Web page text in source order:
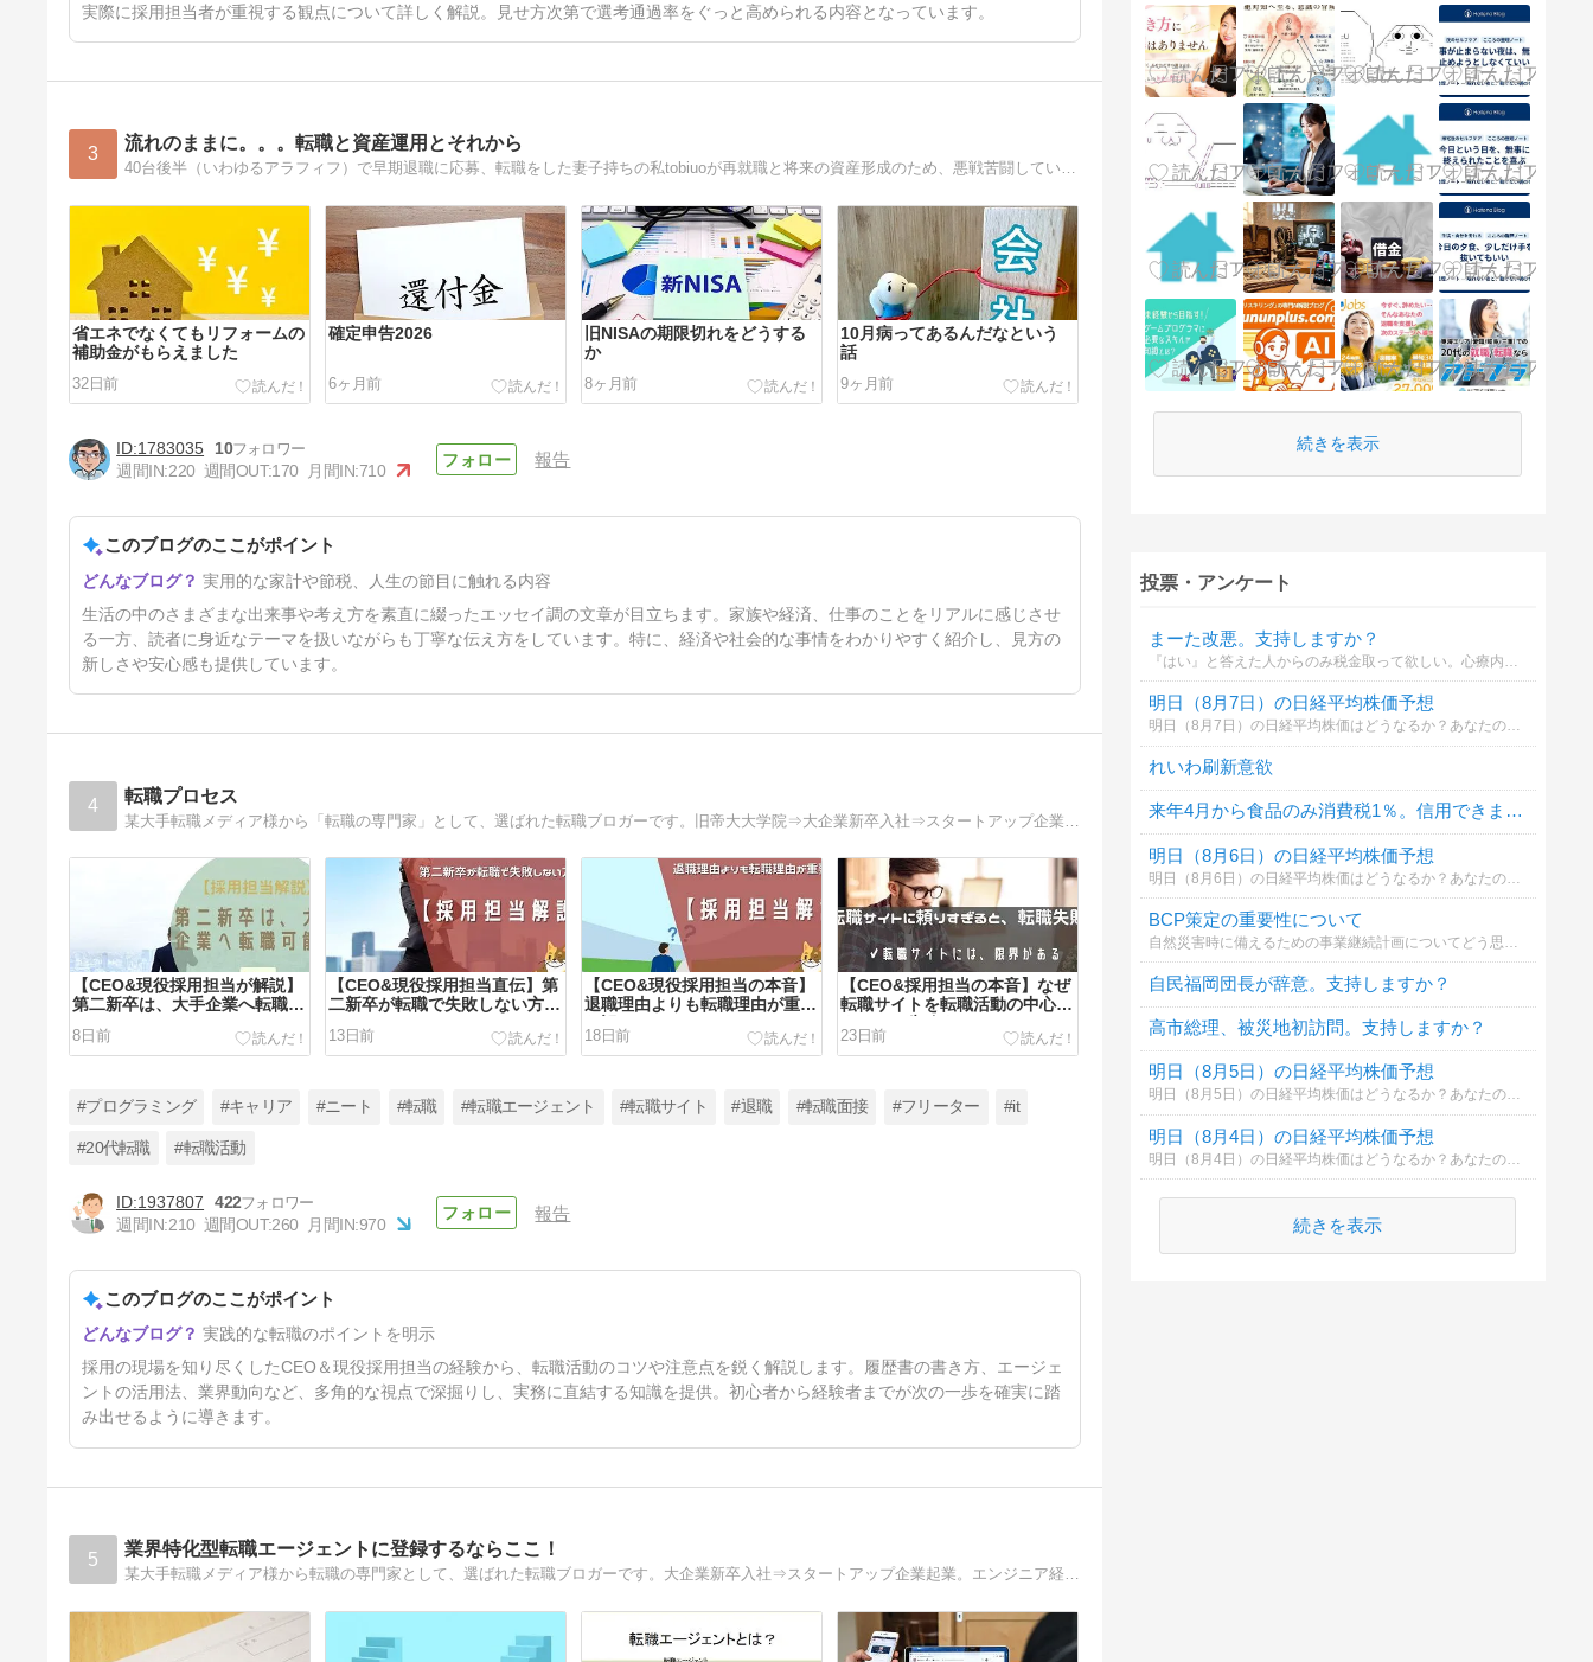
実際に採用担当者が重視する観点について詳しく解説。見せ方次第で選考通過率をぐっと高められる内容となっています。
3 流れのままに。。。転職と資産運用とそれから
40台後半（いわゆるアラフィフ）で早期退職に応募、転職をした妻子持ちの私tobiuoが再就職と将来の資産形成のため、悪戦苦闘している日記を綴っていきます。
省エネでなくてもリフォームの
補助金がもらえました
32日前
確定申告2026
6ヶ月前
旧NISAの期限切れをどうする
か
8ヶ月前
10月病ってあるんだなという
話
9ヶ月前
株式市場絶好調の25年夏。投
資信託も絶好調
11ヶ月前
1783035
10
週間IN:220 週間OUT:170 月間IN:710
報告
このブログのここがポイント
実用的な家計や節税、人生の節目に触れる内容
生活の中のさまざまな出来事や考え方を素直に綴ったエッセイ調の文章が目立ちます。家族や経済、仕事のことをリアルに感じさせ
る一方、読者に身近なテーマを扱いながらも丁寧な伝え方をしています。特に、経済や社会的な事情をわかりやすく紹介し、見方の
新しさや安心感も提供しています。
4 転職プロセス
【CEO&現役採用担当が解説】
第二新卒は、大手企業へ転職で
きるのか？
8日前
【CEO&現役採用担当直伝】第
二新卒が転職で失敗しない方法
とは？
13日前
【CEO&現役採用担当の本音】
退職理由よりも転職理由が重要
な訳とは？
18日前
【CEO&採用担当の本音】なぜ
転職サイトを転職活動の中心と
すると、失敗するのか？
23日前
【エンジニア歴30年が解説】IT
エンジニアの他業界転職ガイ
#プログラミング #キャリア #ニート #転職 #転職エージェント #転職サイト #退職 #転職面接 #フリーター #it
#20代転職 #転職活動
1937807
422
週間IN:210 週間OUT:260 月間IN:970
報告
このブログのここがポイント
実践的な転職のポイントを明示
採用の現場を知り尽くしたCEO＆現役採用担当の経験から、転職活動のコツや注意点を鋭く解説します。履歴書の書き方、エージェ
ントの活用法、業界動向など、多角的な視点で深掘りし、実務に直結する知識を提供。初心者から経験者までが次の一歩を確実に踏
み出せるように導きます。
5 業界特化型転職エージェントに登録するならここ！
某大手転職メディア様から転職の専門家として、選ばれた転職ブロガーです。大企業新卒入社⇒スタートアップ企業起業。エンジニア経験は15年以上。代表取締役だけでなく、採用担当も兼任。自らの転職経験ももとに転職情報を発信しています。
続きを表示
投票・アンケート
まーた改悪。支持しますか？
『はい』と答えた人からのみ税金取って欲しい。心療内科、来月からｶｳﾝｾﾘﾝｸﾞ時間が10分に短縮されるそうで今でさえ待合室の席を探すのが困難で呼び出しが聞こえない時もあるぐらいなのにｽﾘｯﾊﾟがないヮ立ちっぱだヮになりそうで逆にｽﾄﾚｽが増
明日（8月7日）の日経平均株価予想
明日（8月7日）の日経平均株価はどうなるか？あなたの御意見を聞かせて下さい。勿論希望や勘でもかまいません。見るだけもＯＫ！
れいわ刷新意欲
来年4月から食品のみ消費税1％。信用できますか？
明日（8月6日）の日経平均株価予想
BCP策定の重要性について
自然災害時に備えるための事業継続計画についてどう思いますか。
自民福岡団長が辞意。支持しますか？
高市総理、被災地初訪問。支持しますか？
明日（8月5日）の日経平均株価予想
明日（8月5日）の日経平均株価はどうなるか？あなたの御意見を聞かせて下さい。勿論希望や勘でもかまいません。見るだけもＯＫ！
明日（8月4日）の日経平均株価予想
続きを表示